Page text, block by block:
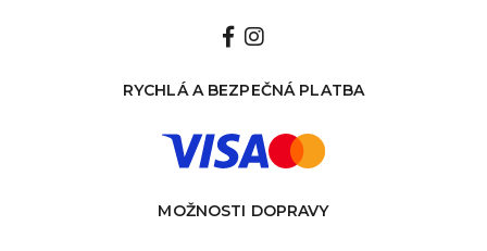
RYCHLÁ A BEZPEČNÁ PLATBA
MOŽNOSTI DOPRAVY